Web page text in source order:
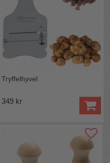
Tryffelhyvel
349 kr